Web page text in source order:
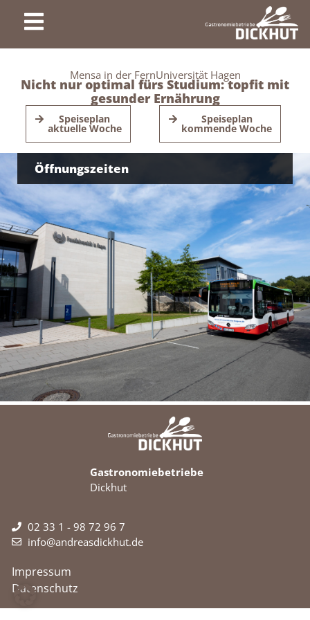
Mensa in der FernUniversität Hagen
Nicht nur optimal fürs Studium: topfit mit
gesunder Ernährung
Speiseplan
aktuelle Woche
Speiseplan
kommende Woche
Öffnungszeiten
Gastronomiebetriebe
Dickhut
02 33 1 - 98 72 96 7
info@andreasdickhut.de
Impressum
Datenschutz